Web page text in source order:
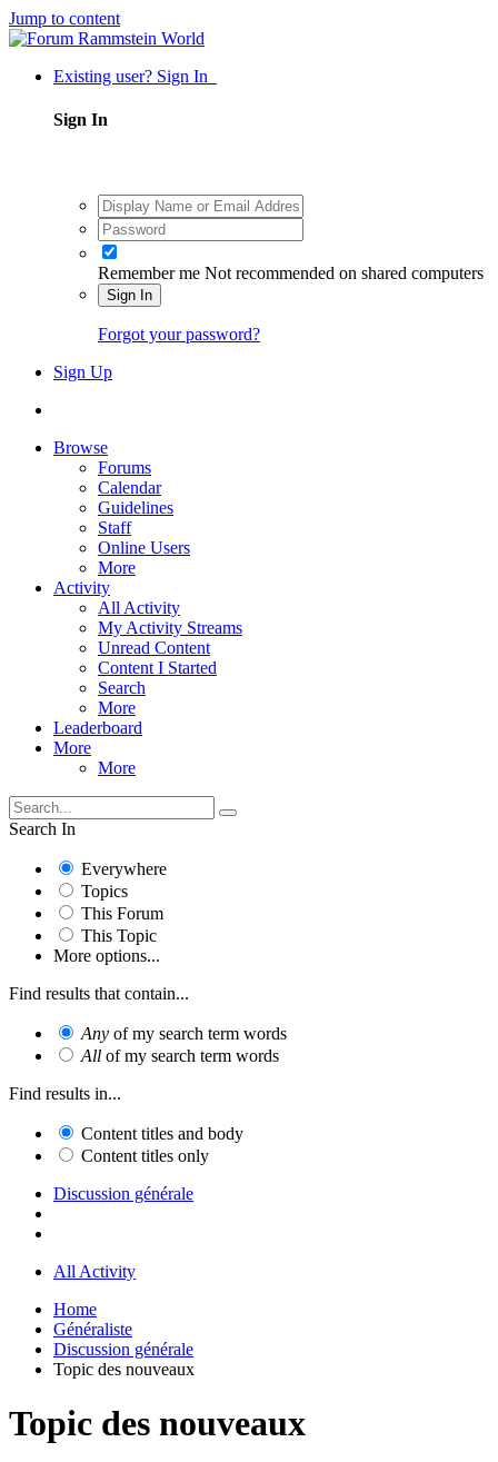
Jump to content
Existing user? Sign In
Sign In
Remember me Not recommended on shared computers
Sign In
Forgot your password?
Sign Up
Browse
Forums
Calendar
Guidelines
Staff
Online Users
More
Activity
All Activity
My Activity Streams
Unread Content
Content I Started
Search
More
Leaderboard
More
More
Search In
Everywhere
Topics
This Forum
This Topic
More options...
Find results that contain...
Any of my search term words
All of my search term words
Find results in...
Content titles and body
Content titles only
Discussion générale
All Activity
Home
Généraliste
Discussion générale
Topic des nouveaux
Topic des nouveaux